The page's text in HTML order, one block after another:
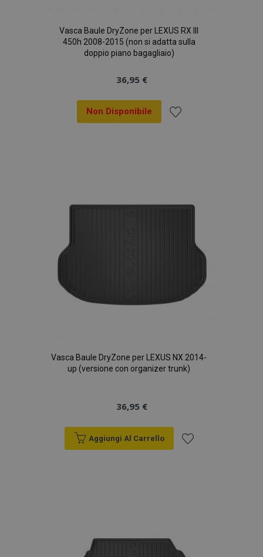
Vasca Baule DryZone per LEXUS RX III
450h 2008-2015 (non si adatta sulla
doppio piano bagagliaio)
36,95 €
Non Disponibile
desideri
Vasca Baule DryZone per LEXUS NX 2014-
up (versione con organizer trunk)
36,95 €
Aggiungi Al Carrello